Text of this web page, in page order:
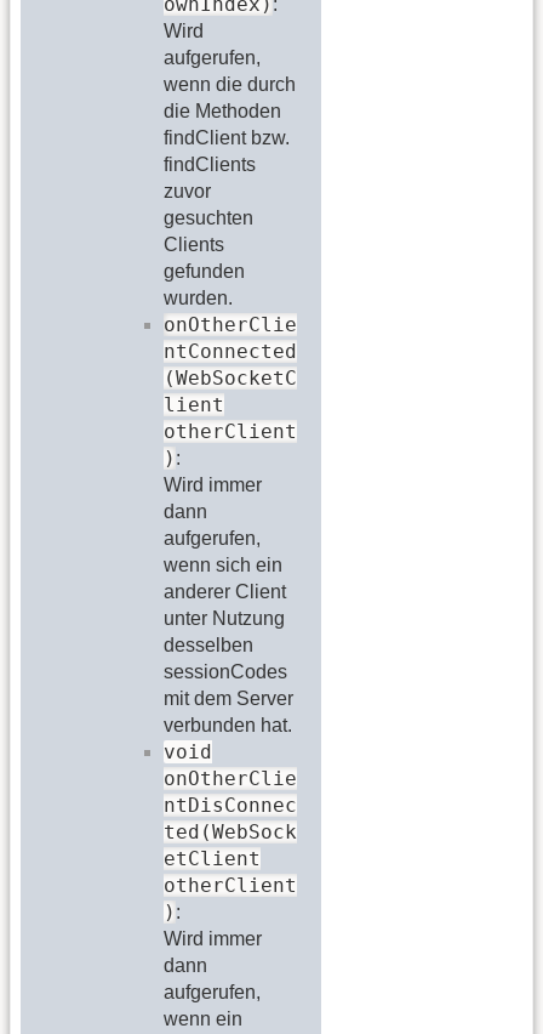
:
Wird
aufgerufen,
wenn die durch
die Methoden
findClient bzw.
findClients
zuvor
gesuchten
Clients
gefunden
wurden.
onOtherClie
ntConnected
(WebSocketC
lient
otherClient
) :
Wird immer
dann
aufgerufen,
wenn sich ein
anderer Client
unter Nutzung
desselben
sessionCodes
mit dem Server
verbunden hat.
void
onOtherClie
ntDisConnec
ted(WebSock
etClient
otherClient
) :
Wird immer
dann
aufgerufen,
wenn ein